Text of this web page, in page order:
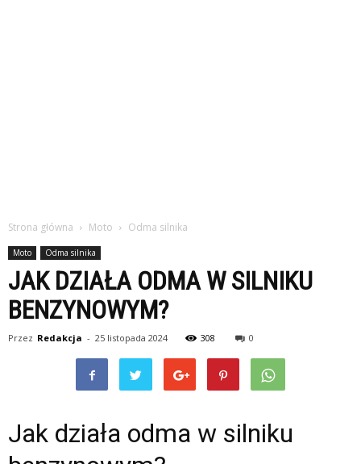
Strona główna Moto Odma silnika
Moto Odma silnika
JAK DZIAŁA ODMA W SILNIKU
BENZYNOWYM?
Przez Redakcja - 25 listopada 2024 308 0
Jak działa odma w silniku